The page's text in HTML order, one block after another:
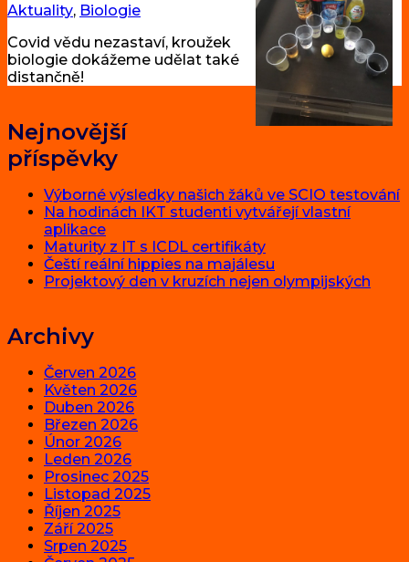
Aktuality, Biologie
Covid vědu nezastaví, kroužek
biologie dokážeme udělat také
distančně!
Nejnovější
příspěvky
Výborné výsledky našich žáků ve SCIO testování
Na hodinách IKT studenti vytvářejí vlastní
aplikace
Maturity z IT s ICDL certifikáty
Čeští reální hippies na majálesu
Projektový den v kruzích nejen olympijských
Archivy
Červen 2026
Květen 2026
Duben 2026
Březen 2026
Únor 2026
Leden 2026
Prosinec 2025
Listopad 2025
Říjen 2025
Září 2025
Srpen 2025